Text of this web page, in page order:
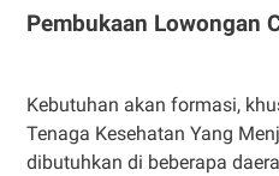
Pembukaan Lowongan
Kebutuhan akan formasi,
Tenaga Kesehatan Yang
dibutuhkan di beberapa